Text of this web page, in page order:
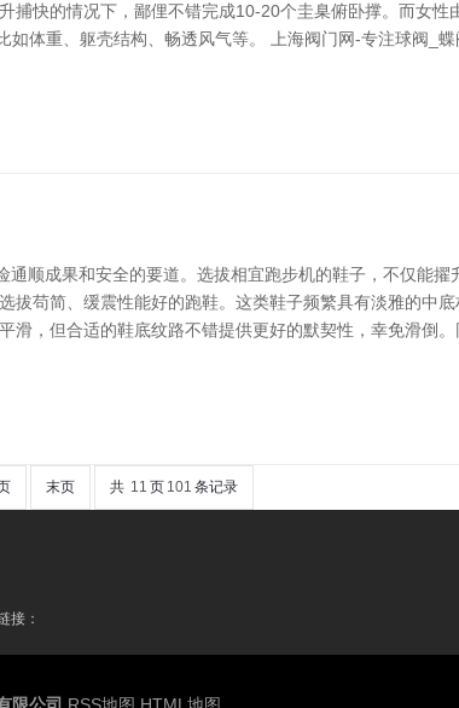
快的情况下，鄙俚不错完成10-20个圭臬俯卧撑。而女性
体重、躯壳结构、畅透风气等。 上海阀门网-专注球阀_蝶
顺成果和安全的要道。选拔相宜跑步机的鞋子，不仅能擢
苟简、缓震性能好的跑鞋。这类鞋子频繁具有淡雅的中
，但合适的鞋底纹路不错提供更好的默契性，幸免滑倒
末页 共 11 页 101 条记录
接：